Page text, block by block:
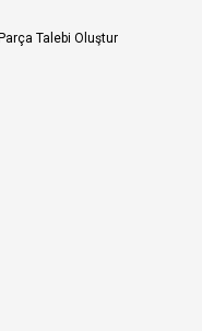
Talebi Oluştur